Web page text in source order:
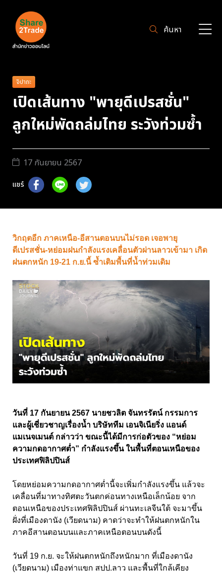
ค้นหา
จิปาถะ
เปิดเส้นทาง "พายุดีเปรสชั่น"
ลูกใหม่พัดถล่มไทย ระวังท่วมซ้ำ
17 กันยายน 2567
แชร์
วิกฤตอีก ภาคเหนือ-อีสานตอนบนไม่รอด เจอพายุ
ดีเปรสชั่น-หย่อมฝนกำลังแรงเคลื่อนตัวผ่านลาวเข้ามา เกิด
ฝนตกหนัก 19-21 ก.ย.นี้ ซ้ำเติมพื้นที่น้ำท่วมเดิม
วันที่ 17 กันยายน 2567 นายชวลิต จันทรรัตน์ กรรมการ
และผู้เชี่ยวชาญเรื่องน้ำ บริษัททีม เอนจิเนียริ่ง แอนด์
แมเนจเมนต์ กล่าวว่า ขณะนี้ได้มีการก่อตัวของ “หย่อม
ความกดอากาศต่ำ” กำลังแรงขึ้น ในพื้นที่ตอนเหนือของ
ประเทศฟิลิปปินส์
โดยหย่อมความกดอากาศต่ำนี้จะเพิ่มกำลังแรงขึ้น แล้วจะ
เคลื่อนที่มาทางทิศตะวันตกค่อนทางเหนือเล็กน้อย จาก
ตอนเหนือของประเทศฟิลิปปินส์ ผ่านทะเลจีนใต้ จะมาขึ้น
ฝั่งที่เมืองดานัง (เวียดนาม) คาดว่าจะทำให้ฝนตกหนักใน
ภาคอีสานตอนบนและภาคเหนือตอนบนดังนี้
วันที่ 19 ก.ย. จะให้ฝนตกหนักถึงหนักมาก ที่เมืองดานัง
(เวียดนาม) เมืองท่าแขก สปป.ลาว และพื้นที่ใกล้เคียง